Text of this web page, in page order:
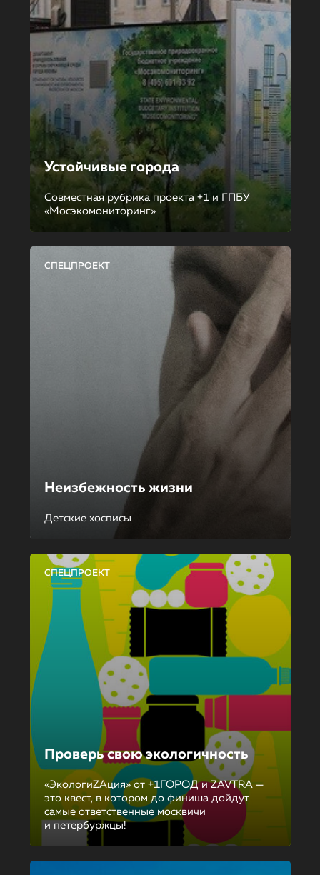
Устойчивые города
Совместная рубрика проекта +1 и ГПБУ
«Мосэкомониторинг»
СПЕЦПРОЕКТ
Неизбежность жизни
Детские хосписы
СПЕЦПРОЕКТ
Проверь свою экологичность
«ЭкологиZAция» от +1ГОРОД и ZAVTRA —
это квест, в котором до финиша дойдут
самые ответственные москвичи
и петербуржцы!